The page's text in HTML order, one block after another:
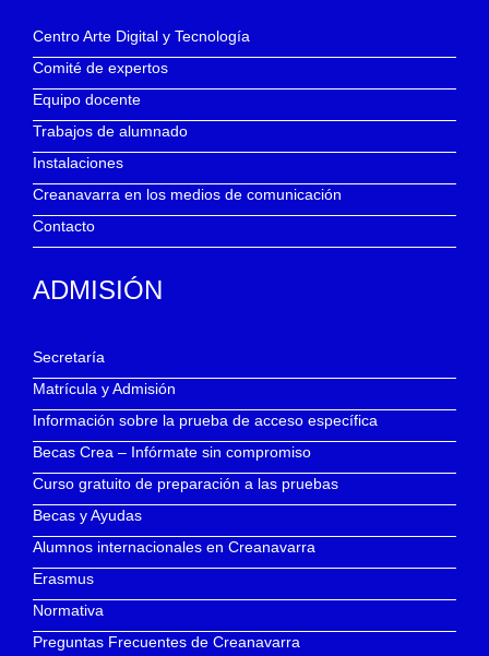
Centro Arte Digital y Tecnología
Comité de expertos
Equipo docente
Trabajos de alumnado
Instalaciones
Creanavarra en los medios de comunicación
Contacto
ADMISIÓN
Secretaría
Matrícula y Admisión
Información sobre la prueba de acceso específica
Becas Crea – Infórmate sin compromiso
Curso gratuito de preparación a las pruebas
Becas y Ayudas
Alumnos internacionales en Creanavarra
Erasmus
Normativa
Preguntas Frecuentes de Creanavarra